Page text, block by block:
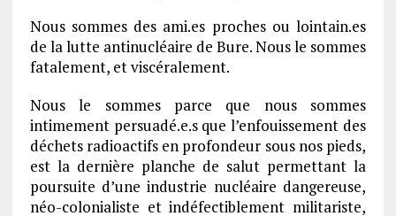
Nous sommes des ami.es proches ou lointain.es
de la lutte antinucléaire de Bure. Nous le sommes
fatalement, et viscéralement.
Nous le sommes parce que nous sommes
intimement persuadé.e.s que l’enfouissement des
déchets radioactifs en profondeur sous nos pieds,
est la dernière planche de salut permettant la
poursuite d’une industrie nucléaire dangereuse,
néo-colonialiste et indéfectiblement militariste,